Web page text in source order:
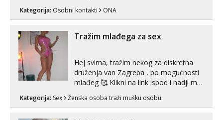
Kategorija: Osobni kontakti ONA
Tražim mlađega za sex
Hej svima, tražim nekog za diskretna
druženja van Zagreba , po mogućnosti
mlađeg 🥰 Klikni na link ispod i nadji me
Kategorija: Sex Ženska osoba traži mušku osobu